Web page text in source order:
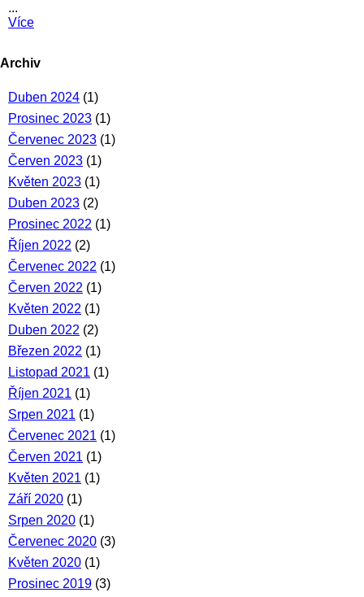
...
Více
Archiv
Duben 2024 (1)
Prosinec 2023 (1)
Červenec 2023 (1)
Červen 2023 (1)
Květen 2023 (1)
Duben 2023 (2)
Prosinec 2022 (1)
Říjen 2022 (2)
Červenec 2022 (1)
Červen 2022 (1)
Květen 2022 (1)
Duben 2022 (2)
Březen 2022 (1)
Listopad 2021 (1)
Říjen 2021 (1)
Srpen 2021 (1)
Červenec 2021 (1)
Červen 2021 (1)
Květen 2021 (1)
Září 2020 (1)
Srpen 2020 (1)
Červenec 2020 (3)
Květen 2020 (1)
Prosinec 2019 (3)